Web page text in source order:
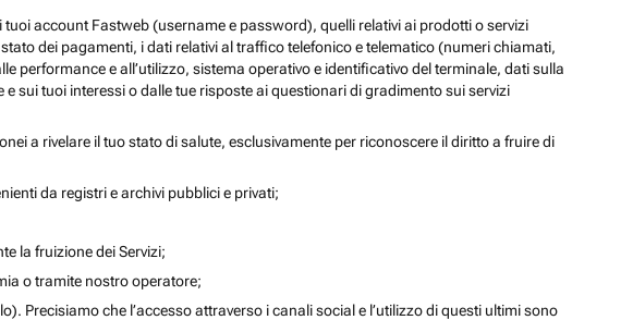
account Fastweb (username e password), quelli relativi ai prodotti o servizi
dei pagamenti, i dati relativi al traffico telefonico e telematico (numeri chiamati,
performance e all’utilizzo, sistema operativo e identificativo del terminale, dati sulla
sui tuoi interessi o dalle tue risposte ai questionari di gradimento sui servizi
a rivelare il tuo stato di salute, esclusivamente per riconoscere il diritto a fruire di
da registri e archivi pubblici e privati;
la fruizione dei Servizi;
o tramite nostro operatore;
Precisiamo che l’accesso attraverso i canali social e l’utilizzo di questi ultimi sono